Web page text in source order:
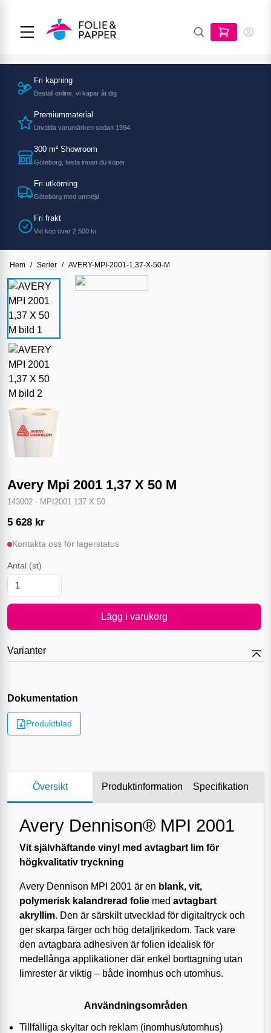
Fri kapning
Beställ online, vi kapar åt dig
Premiummaterial
Utvalda varumärken sedan 1994
300 m² Showroom
Göteborg, testa innan du köper
Fri utkörning
Göteborg med omnejd
Fri frakt
Vid köp över 2 500 kr
Hem / Serier / AVERY-MPI-2001-1,37-X-50-M
Avery Mpi 2001 1,37 X 50 M
143002 · MPI2001 137 X 50
5 628 kr
Kontakta oss för lagerstatus
Antal (st)
Lägg i varukorg
Varianter
Dokumentation
Produktblad
Översikt Produktinformation Specifikation
Avery Dennison® MPI 2001
Vit självhäftande vinyl med avtagbart lim för
högkvalitativ tryckning
Avery Dennison MPI 2001 är en blank, vit,
polymerisk kalandrerad folie med avtagbart
akryllim. Den är särskilt utvecklad för digitaltryck och
ger skarpa färger och hög detaljrikedom. Tack vare
den avtagbara adhesiven är folien idealisk för
medellånga applikationer där enkel borttagning utan
limrester är viktig – både inomhus och utomhus.
Användningsområden
Tillfälliga skyltar och reklam (inomhus/utomhus)